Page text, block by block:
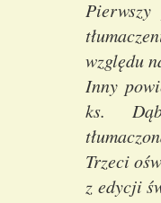
względu
Inny
ks.
Trzeci
z edycji